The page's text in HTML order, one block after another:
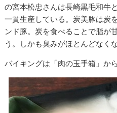
の宮本松忠さんは長崎黒毛和牛
一貫生産している。炭美豚は炭
ンド豚。炭を食べることで脂が
う。しかも臭みがほとんどなく
バイキングは「肉の玉手箱」か